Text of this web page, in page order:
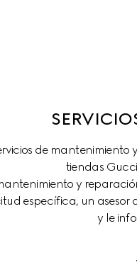
de
tiendas
y
específica, un
y le